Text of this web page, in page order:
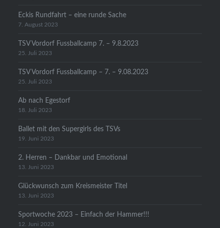
Eckis Rundfahrt – eine runde Sache
7. August 2023
TSV Vordorf Fussballcamp 7. – 9.8.2023
25. Juli 2023
TSV Vordorf Fussballcamp – 7. – 9.08.2023
25. Juli 2023
Ab nach Egestorf
18. Juli 2023
Ballet mit den Supergirls des TSVs
19. Juni 2023
2. Herren – Dankbar und Emotional
13. Juni 2023
Glückwunsch zum Kreismeister Titel
13. Juni 2023
Sportwoche 2023 – Einfach der Hammer!!!
12. Juni 2023